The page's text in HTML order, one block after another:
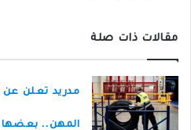
مقالات ذات صلة
المهن.. بعضها